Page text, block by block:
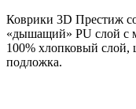
Коврики 3D Престиж
«дышащий» PU слой с
100% хлопковый
подложка.